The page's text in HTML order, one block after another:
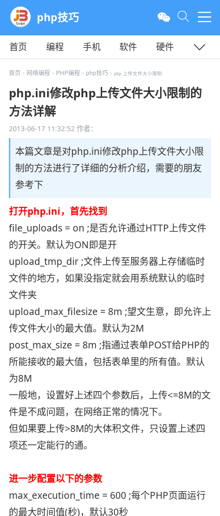
php技巧
首页 编程 手机 软件
硬件
教程
平面 服务器
首页 > 网络编程 > PHP编程 > php技巧 > php 上传文件大小限制
php.ini修改php上传文件大小限制的
方法详解
2013-06-17 11:32:52作者：
本篇文章是对php.ini修改php上传文件大小限
制的方法进行了详细的分析介绍，需要的朋友
参考下
打开php.ini，首先找到
file_uploads = on ;是否允许通过HTTP上传文件
的开关。默认为ON即是开
upload_tmp_dir ;文件上传至服务器上存储临时
文件的地方，如果没指定就会用系统默认的临时
文件夹
upload_max_filesize = 8m ;望文生意，即允许上
传文件大小的最大值。默认为2M
post_max_size = 8m ;指通过表单POST给PHP的
所能接收的最大值，包括表单里的所有值。默认
为8M
一般地，设置好上述四个参数后，上传<=8M的文
件是不成问题，在网络正常的情况下。
但如果要上传>8M的大体积文件，只设置上述四
项还一定能行的通。
进一步配置以下的参数
max_execution_time = 600 ;每个PHP页面运行
的最大时间值(秒)，默认30秒